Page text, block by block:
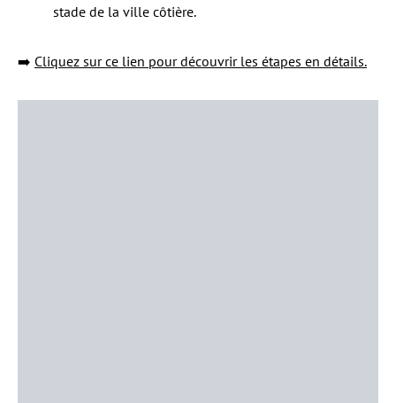
stade de la ville côtière.
➡️ Cliquez sur ce lien pour découvrir les étapes en détails.